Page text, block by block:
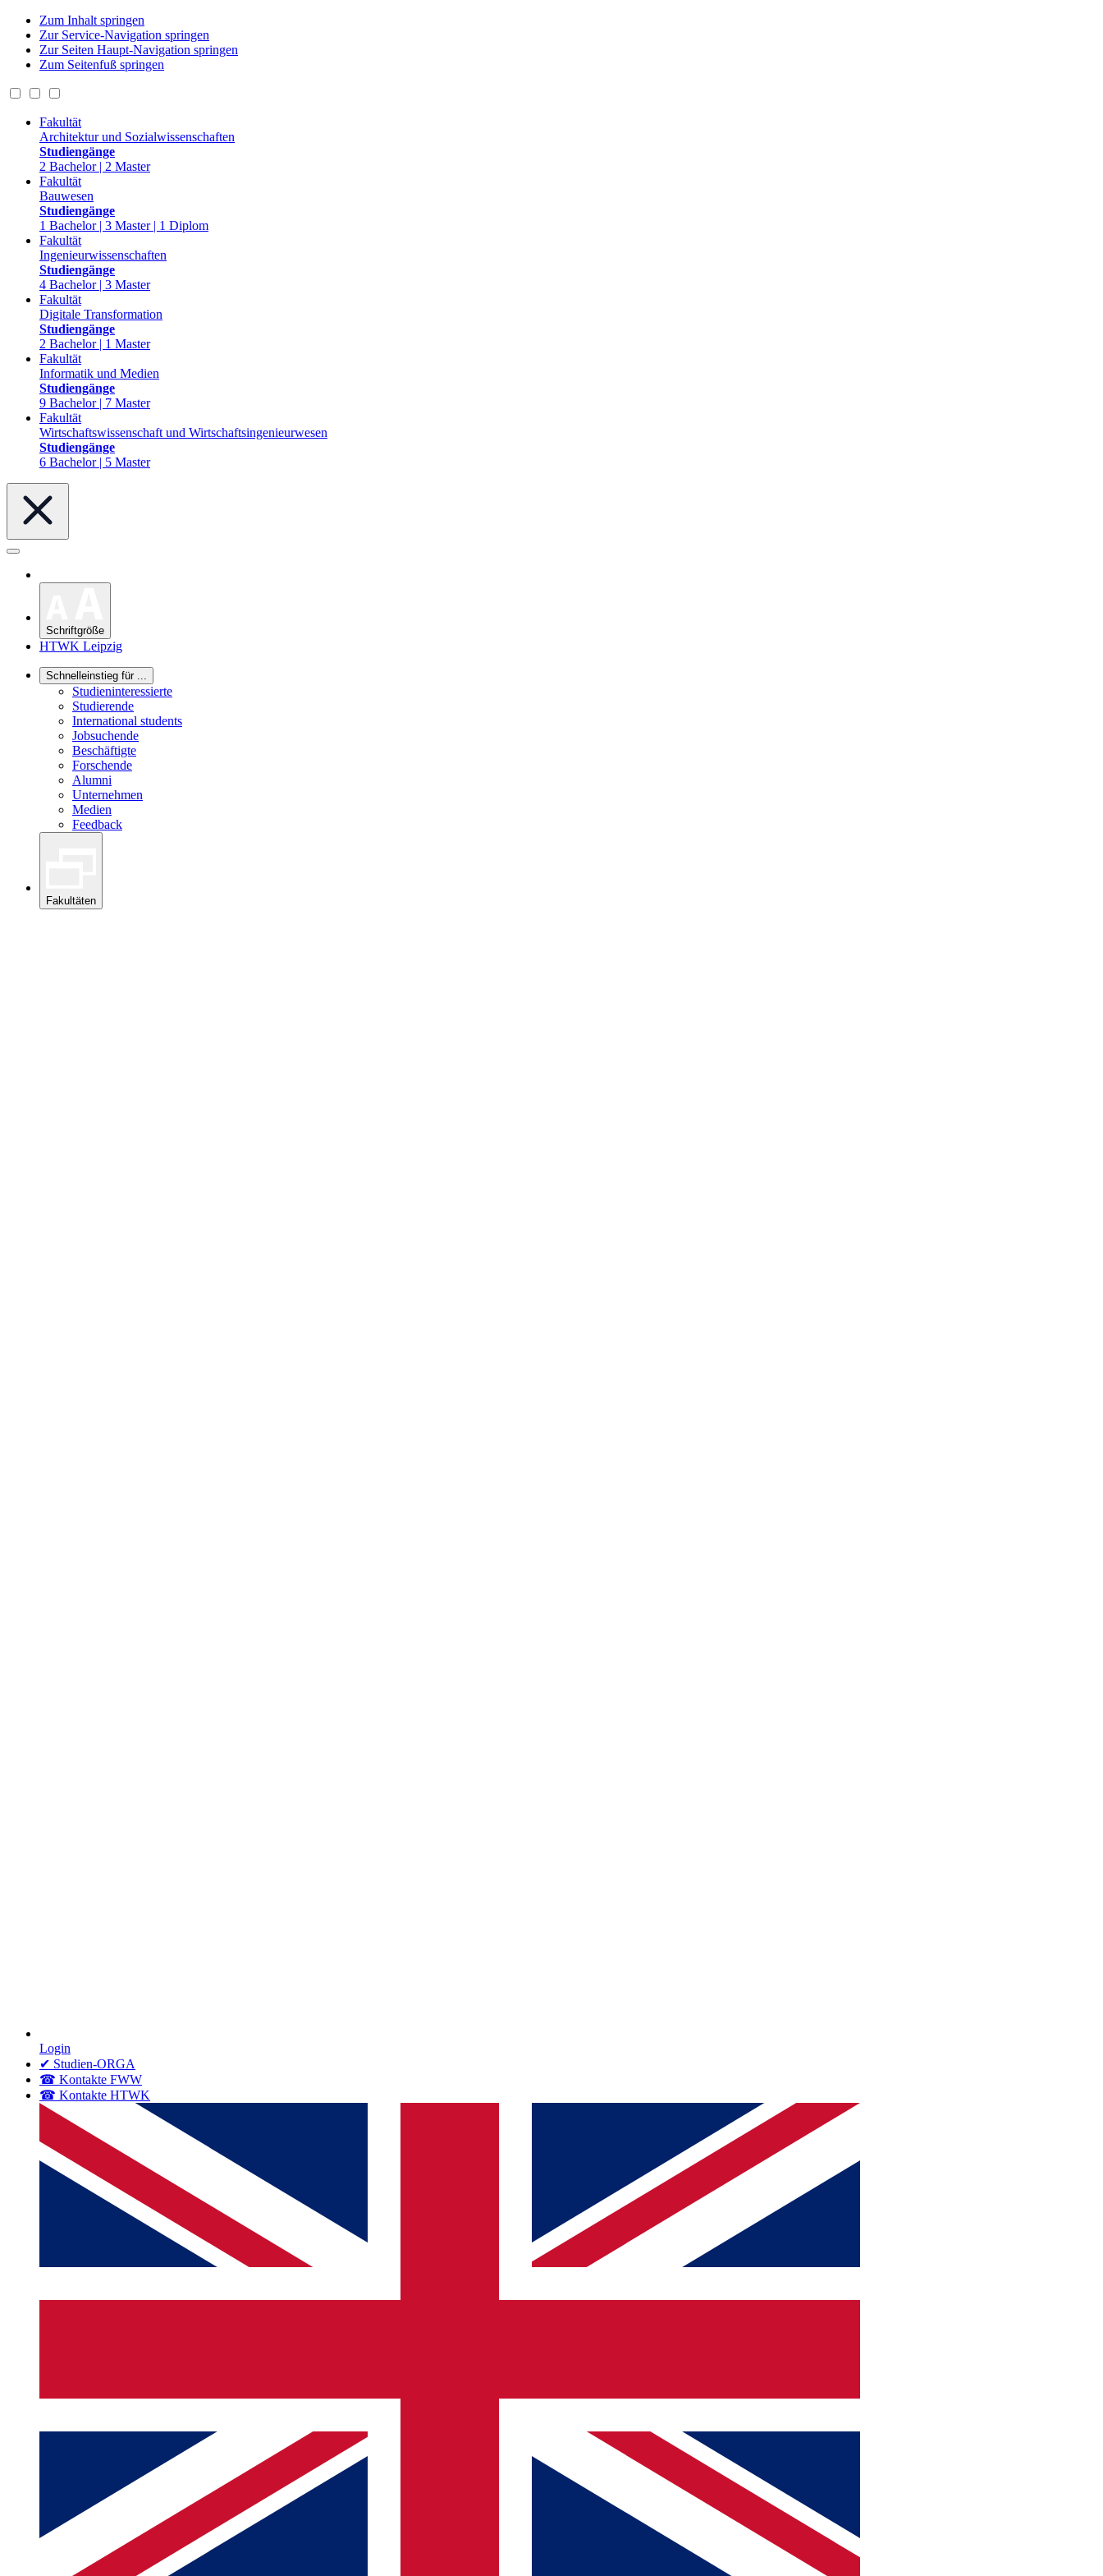
Zum Inhalt springen
Zur Service-Navigation springen
Zur Seiten Haupt-Navigation springen
Zum Seitenfuß springen
Fakultät
Architektur und Sozialwissenschaften
Studiengänge
2 Bachelor | 2 Master
Fakultät
Bauwesen
Studiengänge
1 Bachelor | 3 Master | 1 Diplom
Fakultät
Ingenieurwissenschaften
Studiengänge
4 Bachelor | 3 Master
Fakultät
Digitale Transformation
Studiengänge
2 Bachelor | 1 Master
Fakultät
Informatik und Medien
Studiengänge
9 Bachelor | 7 Master
Fakultät
Wirtschaftswissenschaft und Wirtschaftsingenieurwesen
Studiengänge
6 Bachelor | 5 Master
Schriftgröße
HTWK Leipzig
Schnelleinstieg für ...
Studieninteressierte
Studierende
International students
Jobsuchende
Beschäftigte
Forschende
Alumni
Unternehmen
Medien
Feedback
Fakultäten
Login
✔ Studien-ORGA
☎ Kontakte FWW
☎ Kontakte HTWK